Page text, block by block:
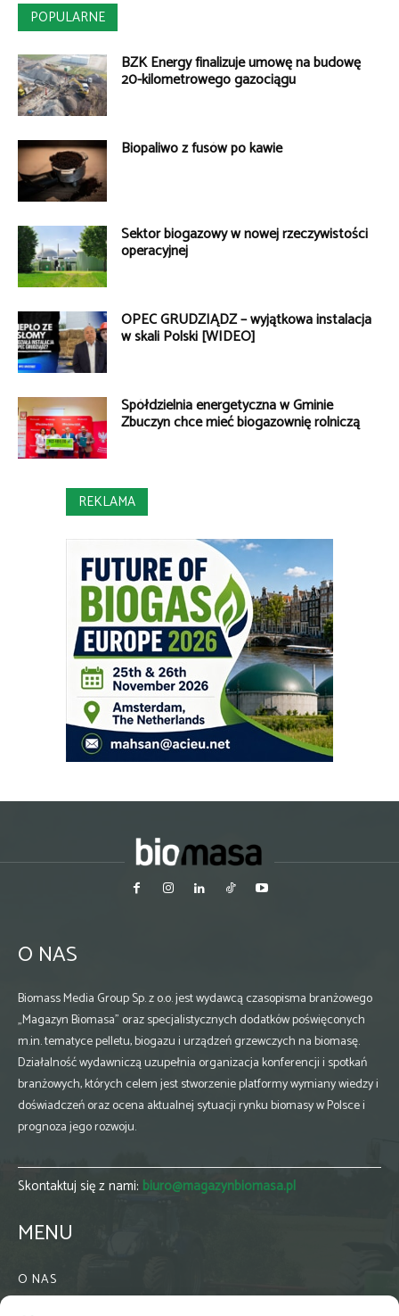
POPULARNE
BZK Energy finalizuje umowę na budowę
20-kilometrowego gazociągu
Biopaliwo z fusów po kawie
Sektor biogazowy w nowej rzeczywistości
operacyjnej
OPEC GRUDZIĄDZ – wyjątkowa instalacja
w skali Polski [WIDEO]
Spółdzielnia energetyczna w Gminie
Zbuczyn chce mieć biogazownię rolniczą
REKLAMA
O NAS
Biomass Media Group Sp. z o.o. jest wydawcą czasopisma branżowego
„Magazyn Biomasa” oraz specjalistycznych dodatków poświęconych
m.in. tematyce pelletu, biogazu i urządzeń grzewczych na biomasę.
Działalność wydawniczą uzupełnia organizacja konferencji i spotkań
branżowych, których celem jest stworzenie platformy wymiany wiedzy i
doświadczeń oraz ocena aktualnej sytuacji rynku biomasy w Polsce i
prognoza jego rozwoju.
Skontaktuj się z nami: biuro@magazynbiomasa.pl
MENU
O NAS